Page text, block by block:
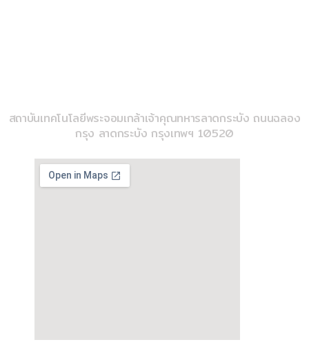
สถาบันเทคโนโลยีพระจอมเกล้าเจ้าคุณทหารลาดกระบัง ถนนฉลอง
กรุง ลาดกระบัง กรุงเทพฯ 10520